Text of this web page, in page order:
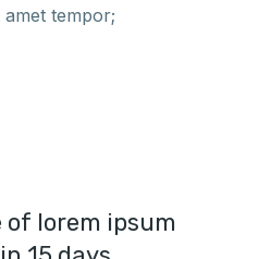
tempor;
of lorem ipsum